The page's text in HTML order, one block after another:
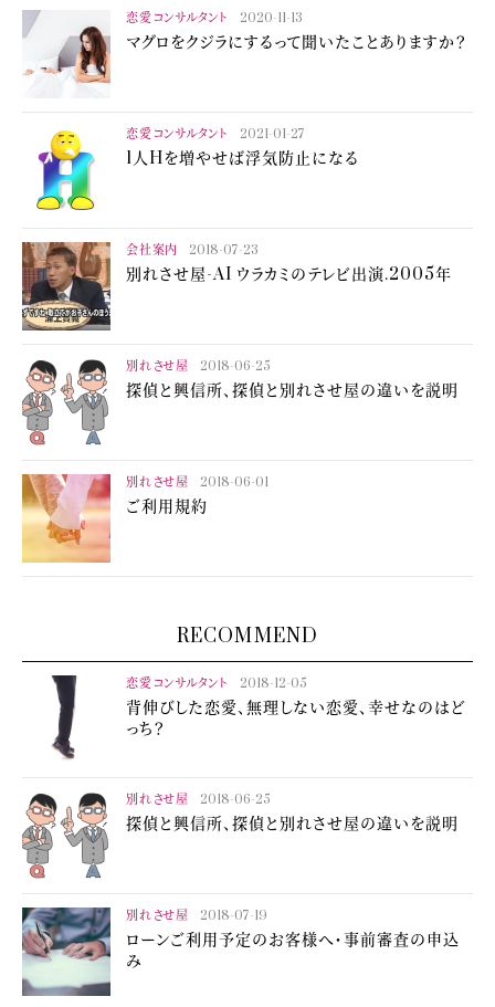
恋愛コンサルタント 2020-11-13
マグロをクジラにするって聞いたことありますか？
恋愛コンサルタント 2021-01-27
1人Hを増やせば浮気防止になる
会社案内 2018-07-23
別れさせ屋-AI ウラカミのテレビ出演.2005年
別れさせ屋 2018-06-25
探偵と興信所、探偵と別れさせ屋の違いを説明
別れさせ屋 2018-06-01
ご利用規約
RECOMMEND
恋愛コンサルタント 2018-12-05
背伸びした恋愛、無理しない恋愛、幸せなのはど
っち？
別れさせ屋 2018-06-25
探偵と興信所、探偵と別れさせ屋の違いを説明
別れさせ屋 2018-07-19
ローンご利用予定のお客様へ・事前審査の申込
み